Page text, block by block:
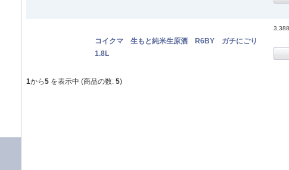
コイクマ 生もと純米生原酒 R6BY ガチにごり
1.8L
1から5 を表示中 (商品の数: 5)